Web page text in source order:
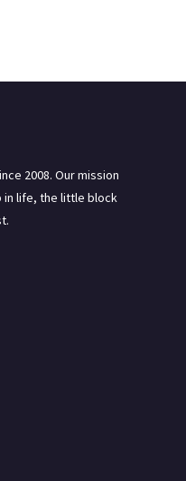
2008. Our mission
in life, the little block